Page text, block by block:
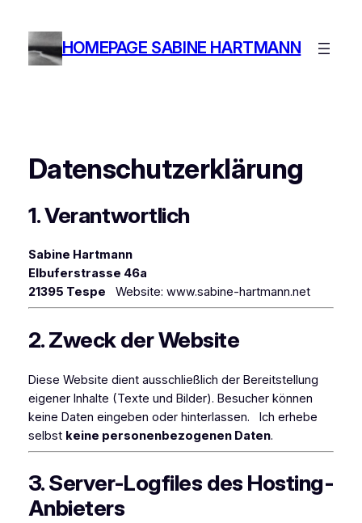
Inhalt
springen
HOMEPAGE SABINE HARTMANN
Datenschutzerklärung
1. Verantwortlich
Sabine Hartmann
Elbuferstrasse 46a
21395 Tespe Website: www.sabine-hartmann.net
2. Zweck der Website
Diese Website dient ausschließlich der Bereitstellung
eigener Inhalte (Texte und Bilder). Besucher können
keine Daten eingeben oder hinterlassen. Ich erhebe
selbst keine personenbezogenen Daten.
3. Server-Logfiles des Hosting-
Anbieters